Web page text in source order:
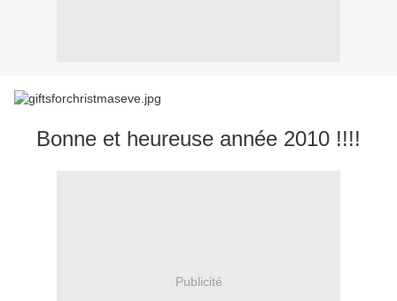
Bonne et heureuse année 2010 !!!!
Publicité